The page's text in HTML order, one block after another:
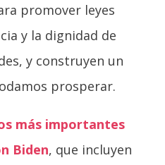
promover leyes
y la dignidad de
y construyen un
prosperar.
más importantes
Biden, que incluyen